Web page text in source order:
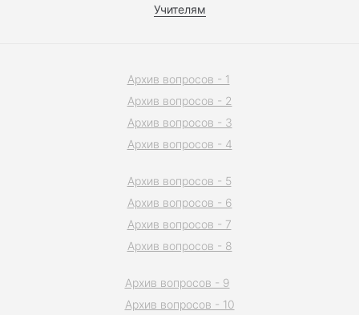
Учителям
Архив вопросов - 1
Архив вопросов - 2
Архив вопросов - 3
Архив вопросов - 4
Архив вопросов - 5
Архив вопросов - 6
Архив вопросов - 7
Архив вопросов - 8
Архив вопросов - 9
Архив вопросов - 10